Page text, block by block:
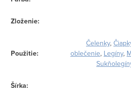
Zloženie:
Použitie:
Čelenky,
oblečenie, Legíny,
Šírka: